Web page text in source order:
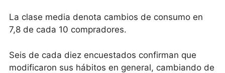
La clase media denota cambios de consumo en
7,8 de cada 10 compradores.
Seis de cada diez encuestados confirman que
modificaron sus hábitos en general, cambiando de